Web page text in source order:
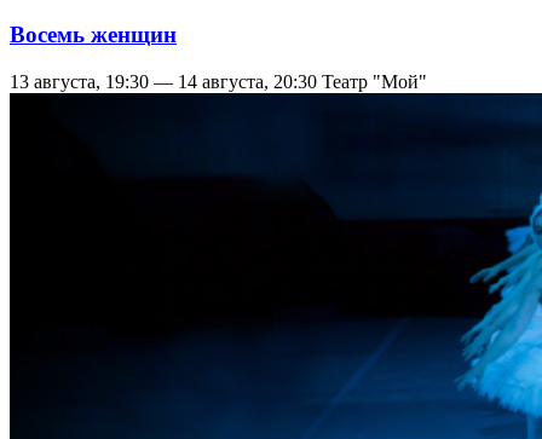
Восемь женщин
13 августа, 19:30 — 14 августа, 20:30 Театр "Мой"